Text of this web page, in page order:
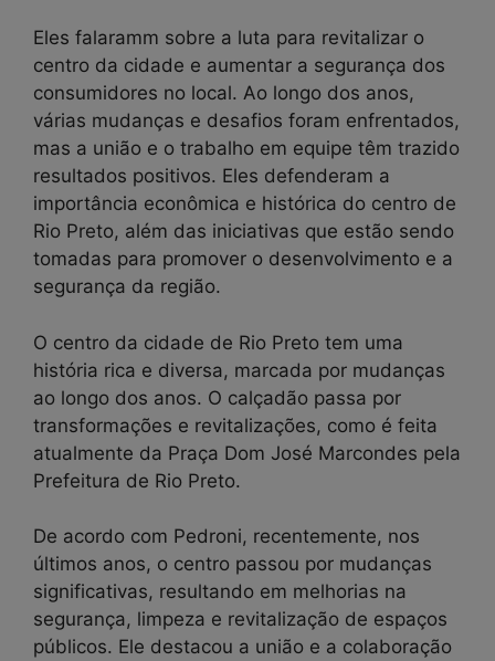
Eles falaramm sobre a luta para revitalizar o
centro da cidade e aumentar a segurança dos
consumidores no local. Ao longo dos anos,
várias mudanças e desafios foram enfrentados,
mas a união e o trabalho em equipe têm trazido
resultados positivos. Eles defenderam a
importância econômica e histórica do centro de
Rio Preto, além das iniciativas que estão sendo
tomadas para promover o desenvolvimento e a
segurança da região.
O centro da cidade de Rio Preto tem uma
história rica e diversa, marcada por mudanças
ao longo dos anos. O calçadão passa por
transformações e revitalizações, como é feita
atualmente da Praça Dom José Marcondes pela
Prefeitura de Rio Preto.
De acordo com Pedroni, recentemente, nos
últimos anos, o centro passou por mudanças
significativas, resultando em melhorias na
segurança, limpeza e revitalização de espaços
públicos. Ele destacou a união e a colaboração